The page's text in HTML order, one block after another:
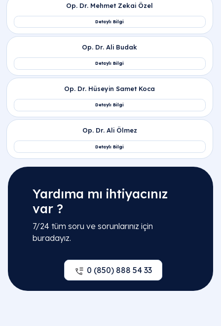
Yardıma mı ihtiyacınız
var ?
7/24 tüm soru ve sorunlarınız için
buradayız.
0 (850) 888 54 33